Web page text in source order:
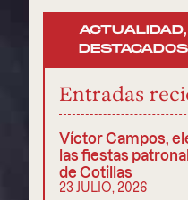
ACTUALIDAD,
DESTACADOS
Entradas
Víctor Campos,
las fiestas
de Cotillas
23 JULIO, 2026